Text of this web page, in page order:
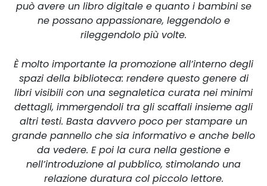
può avere un libro digitale e quanto i bambini se
ne possano appassionare, leggendolo e
rileggendolo più volte.
È molto importante la promozione all’interno degli
spazi della biblioteca: rendere questo genere di
libri visibili con una segnaletica curata nei minimi
dettagli, immergendoli tra gli scaffali insieme agli
altri testi. Basta davvero poco per stampare un
grande pannello che sia informativo e anche bello
da vedere. E poi la cura nella gestione e
nell’introduzione al pubblico, stimolando una
relazione duratura col piccolo lettore.